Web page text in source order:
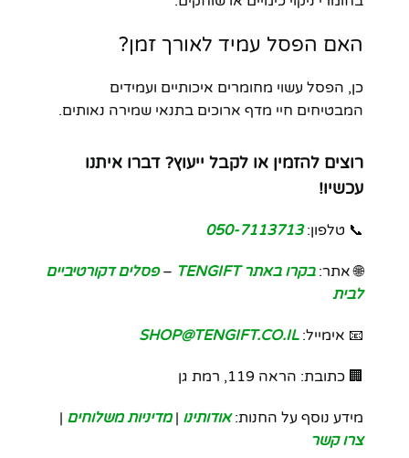
האם הפסל עמיד לאורך זמן?
כן, הפסל עשוי מחומרים איכותיים ועמידים
המבטיחים חיי מדף ארוכים בתנאי שמירה נאותים.
רוצים להזמין או לקבל ייעוץ? דברו איתנו
עכשיו!
📞 טלפון:050-7113713
🌐 אתר:בקרו באתר TENGIFT –פסלים דקורטיביים
לבית
📧 אימייל:SHOP@TENGIFT.CO.IL
🏢 כתובת: הראה 119, רמת גן
מידע נוסף על החנות:אודותינו |מדיניות משלוחים |
צרו קשר